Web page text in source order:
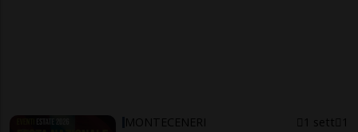
MONTECENERI 1 sett 1